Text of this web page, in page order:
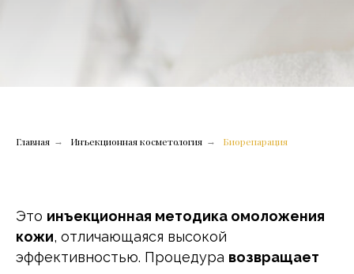
Главная → Инъекционная косметология → Биорепарация
Это инъекционная методика омоложения
кожи, отличающаяся высокой
эффективностью. Процедура возвращает